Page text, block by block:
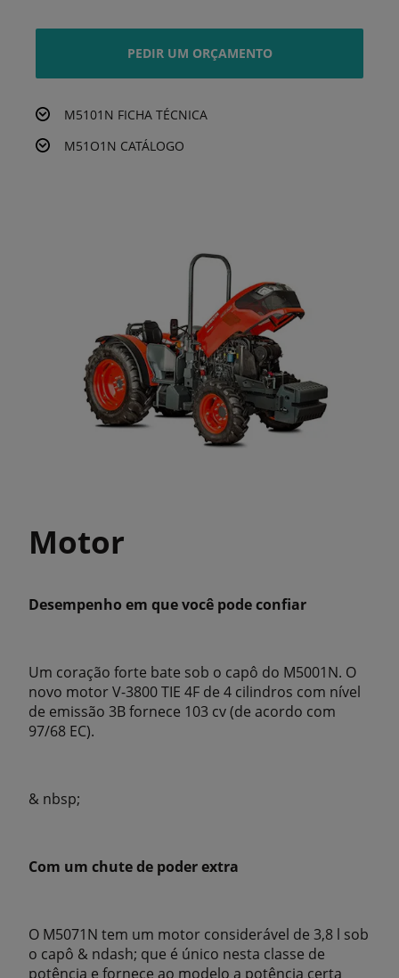
PEDIR UM ORÇAMENTO
M5101N FICHA TÉCNICA
M51O1N CATÁLOGO
Motor
Desempenho em que você pode confiar
Um coração forte bate sob o capô do M5001N. O
novo motor V-3800 TIE 4F de 4 cilindros com nível
de emissão 3B fornece 103 cv (de acordo com
97/68 EC).
& nbsp;
Com um chute de poder extra
O M5071N tem um motor considerável de 3,8 l sob
o capô & ndash; que é único nesta classe de
potência e fornece ao modelo a potência certa